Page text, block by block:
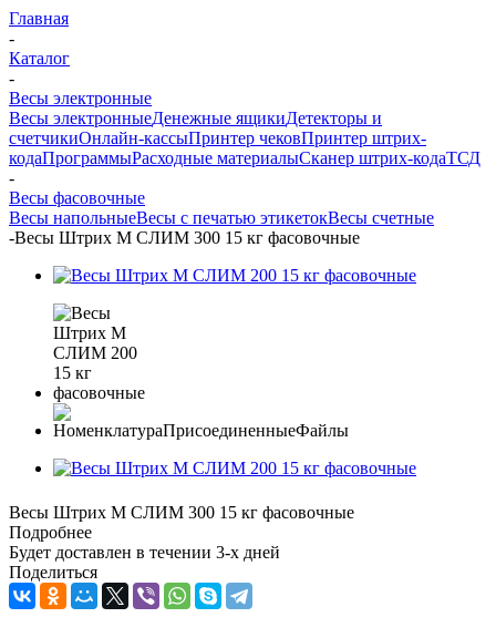
Главная
-
Каталог
-
Весы электронные
Весы электронныеДенежные ящикиДетекторы и
счетчикиОнлайн-кассыПринтер чековПринтер штрих-
кодаПрограммыРасходные материалыСканер штрих-кодаТСД
-
Весы фасовочные
Весы напольныеВесы с печатью этикетокВесы счетные
-Весы Штрих М СЛИМ 300 15 кг фасовочные
Весы Штрих М СЛИМ 300 15 кг фасовочные
Подробнее
Будет доставлен в течении 3-х дней
Поделиться